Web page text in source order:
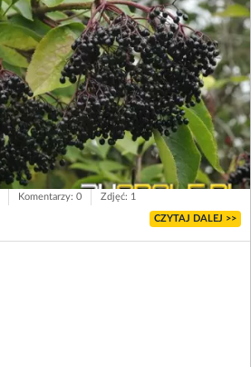
Komentarzy: 0 Zdjęć: 1
CZYTAJ DALEJ >>